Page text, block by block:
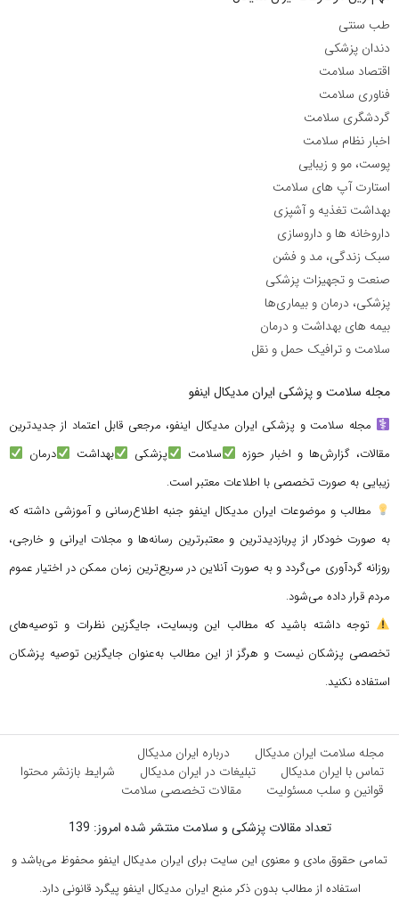
طب سنتی
دندان پزشکی
اقتصاد سلامت
فناوری سلامت
گردشگری سلامت
اخبار نظام سلامت
پوست، مو و زیبایی
استارت آپ های سلامت
بهداشت تغذیه و آشپزی
داروخانه ها و داروسازی
سبک زندگی، مد و فشن
صنعت و تجهیزات پزشکی
پزشکی، درمان و بیماری‌ها
بیمه های بهداشت و درمان
سلامت و ترافیک حمل و نقل
مجله سلامت و پزشکی ایران مدیکال اینفو
مجله سلامت و پزشکی ایران مدیکال اینفو، مرجعی قابل اعتماد از جدیدترین
مقالات، گزارش‌ها و اخبار حوزه
سلامت پزشکی بهداشت
درمان
زیبایی به صورت تخصصی با اطلاعات معتبر است.
مطالب و موضوعات ایران مدیکال اینفو جنبه اطلاع‌رسانی و آموزشی داشته که
به صورت خودکار از پربازدیدترین و معتبرترین رسانه‌ها و مجلات ایرانی و خارجی،
روزانه گردآوری می‌گردد و به صورت آنلاین در سریع‌ترین زمان ممکن در اختیار عموم
مردم قرار داده می‌شود.
توجه داشته باشید که مطالب این وبسایت، جایگزین نظرات و توصیه‌های
تخصصی پزشکان نیست و هرگز از این مطالب به‌عنوان جایگزین توصیه پزشکان
استفاده نکنید.
مجله سلامت ایران مدیکال
درباره ایران مدیکال
تماس با ایران مدیکال
تبلیغات در ایران مدیکال
شرایط بازنشر محتوا
قوانین و سلب مسئولیت
مقالات تخصصی سلامت
تعداد مقالات پزشکی و سلامت منتشر شده امروز: 139
تمامی حقوق مادی و معنوی این سایت برای ایران مدیکال اینفو محفوظ می‌باشد و
استفاده از مطالب بدون ذکر منبع ایران مدیکال اینفو پیگرد قانونی دارد.